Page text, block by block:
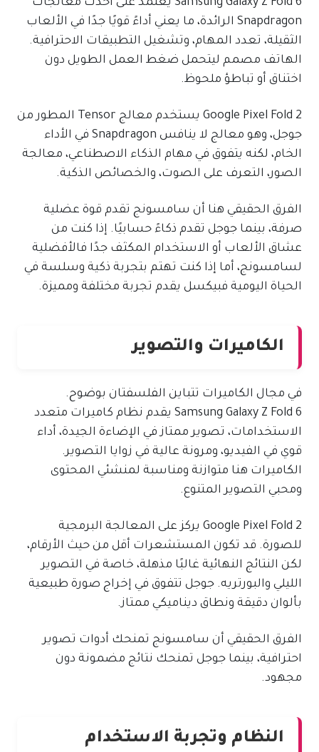
Samsung Galaxy Z Fold 6 يعتمد على أحدث معالجات
Snapdragon الرائدة، ما يعني أداءً قويًا جدًا في الألعاب
الثقيلة، تعدد المهام، وتشغيل التطبيقات الاحترافية.
الهاتف مصمم ليتحمل ضغط العمل الطويل دون
اختناق أو تباطؤ ملحوظ.
Google Pixel Fold 2 يستخدم معالج Tensor المطور من
جوجل، وهو معالج لا ينافس Snapdragon في الأداء
الخام، لكنه يتفوق في مهام الذكاء الاصطناعي، معالجة
الصور، التعرف على الصوت، والخصائص الذكية.
الفرق الحقيقي هنا أن سامسونج تقدم قوة عضلية
صرفة، بينما جوجل تقدم ذكاءً حسابيًا. إذا كنت من
عشاق الألعاب أو الاستخدام المكثف جدًا فالأفضلية
لسامسونج، أما إذا كنت تهتم بتجربة ذكية وسلسة في
الحياة اليومية فبيكسل يقدم تجربة مختلفة ومميزة.
الكاميرات والتصوير
في مجال الكاميرات تتباين الفلسفتان بوضوح.
Samsung Galaxy Z Fold 6 يقدم نظام كاميرات متعدد
الاستخدامات، تصوير ممتاز في الإضاءة الجيدة، أداء
قوي في الفيديو، ومرونة عالية في زوايا التصوير.
الكاميرات هنا متوازنة ومناسبة لمنشئي المحتوى
ومحبي التصوير المتنوع.
Google Pixel Fold 2 يركز على المعالجة البرمجية
للصورة. قد تكون المستشعرات أقل من حيث الأرقام،
لكن النتائج النهائية غالبًا مذهلة، خاصة في التصوير
الليلي والبورتريه. جوجل تتفوق في إخراج صورة طبيعية
بألوان دقيقة ونطاق ديناميكي ممتاز.
الفرق الحقيقي أن سامسونج تمنحك أدوات تصوير
احترافية، بينما جوجل تمنحك نتائج مضمونة دون
مجهود.
النظام وتجربة الاستخدام